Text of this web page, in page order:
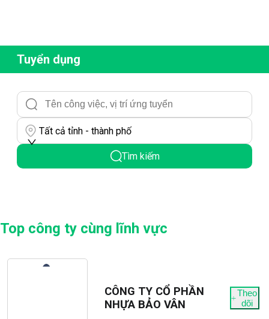
Tuyển dụng
Tất cả tỉnh - thành phố
Tìm kiếm
Top công ty cùng lĩnh vực
CÔNG TY CỔ PHẦN
NHỰA BẢO VÂN
Theo
dõi